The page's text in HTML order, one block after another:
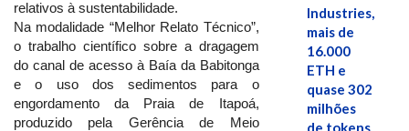
relativos à sustentabilidade.
Na modalidade “Melhor Relato Técnico”,
o trabalho científico sobre a dragagem
do canal de acesso à Baía da Babitonga
e o uso dos sedimentos para o
engordamento da Praia de Itapoá,
produzido pela Gerência de Meio
Industries,
mais de
16.000
ETH e
quase 302
milhões
de tokens